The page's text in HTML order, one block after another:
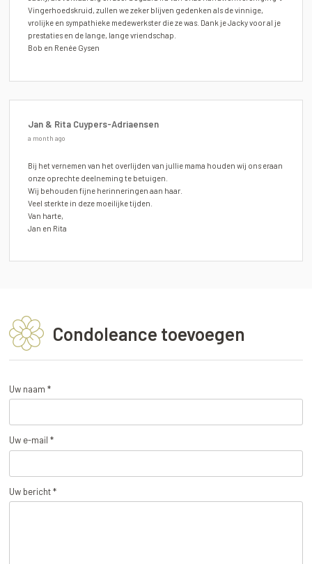
Vingerhoedskruid, zullen we zeker blijven gedenken als de vinnige,
vrolijke en sympathieke medewerkster die ze was. Dank je Jacky voor al je
prestaties en de lange, lange vriendschap.
Bob en Renée Gysen
Jan & Rita Cuypers-Adriaensen
a month ago
Bij het vernemen van het overlijden van jullie mama houden wij ons eraan
onze oprechte deelneming te betuigen.
Wij behouden fijne herinneringen aan haar.
Veel sterkte in deze moeilijke tijden.
Van harte,
Jan en Rita
Condoleance toevoegen
Uw naam *
Uw e-mail *
Uw bericht *